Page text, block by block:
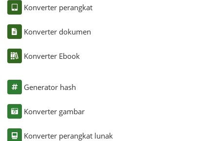
Konverter perangkat
Konverter dokumen
Konverter Ebook
Generator hash
Konverter gambar
Konverter perangkat lunak